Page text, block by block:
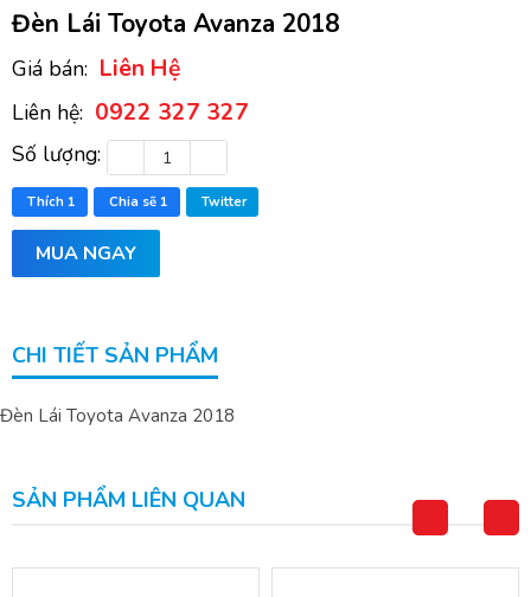
Đèn Lái Toyota Avanza 2018
Giá bán: Liên Hệ
Liên hệ: 0922 327 327
Số lượng:
Thích 1 Chia sẽ 1 Twitter
MUA NGAY
CHI TIẾT SẢN PHẨM
Đèn Lái Toyota Avanza 2018
SẢN PHẨM LIÊN QUAN